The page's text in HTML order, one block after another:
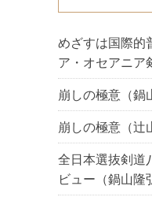
めざすは国際的
ア・オセアニア
崩しの極意（鍋
崩しの極意（辻
全日本選抜剣道
ビュー（鍋山隆